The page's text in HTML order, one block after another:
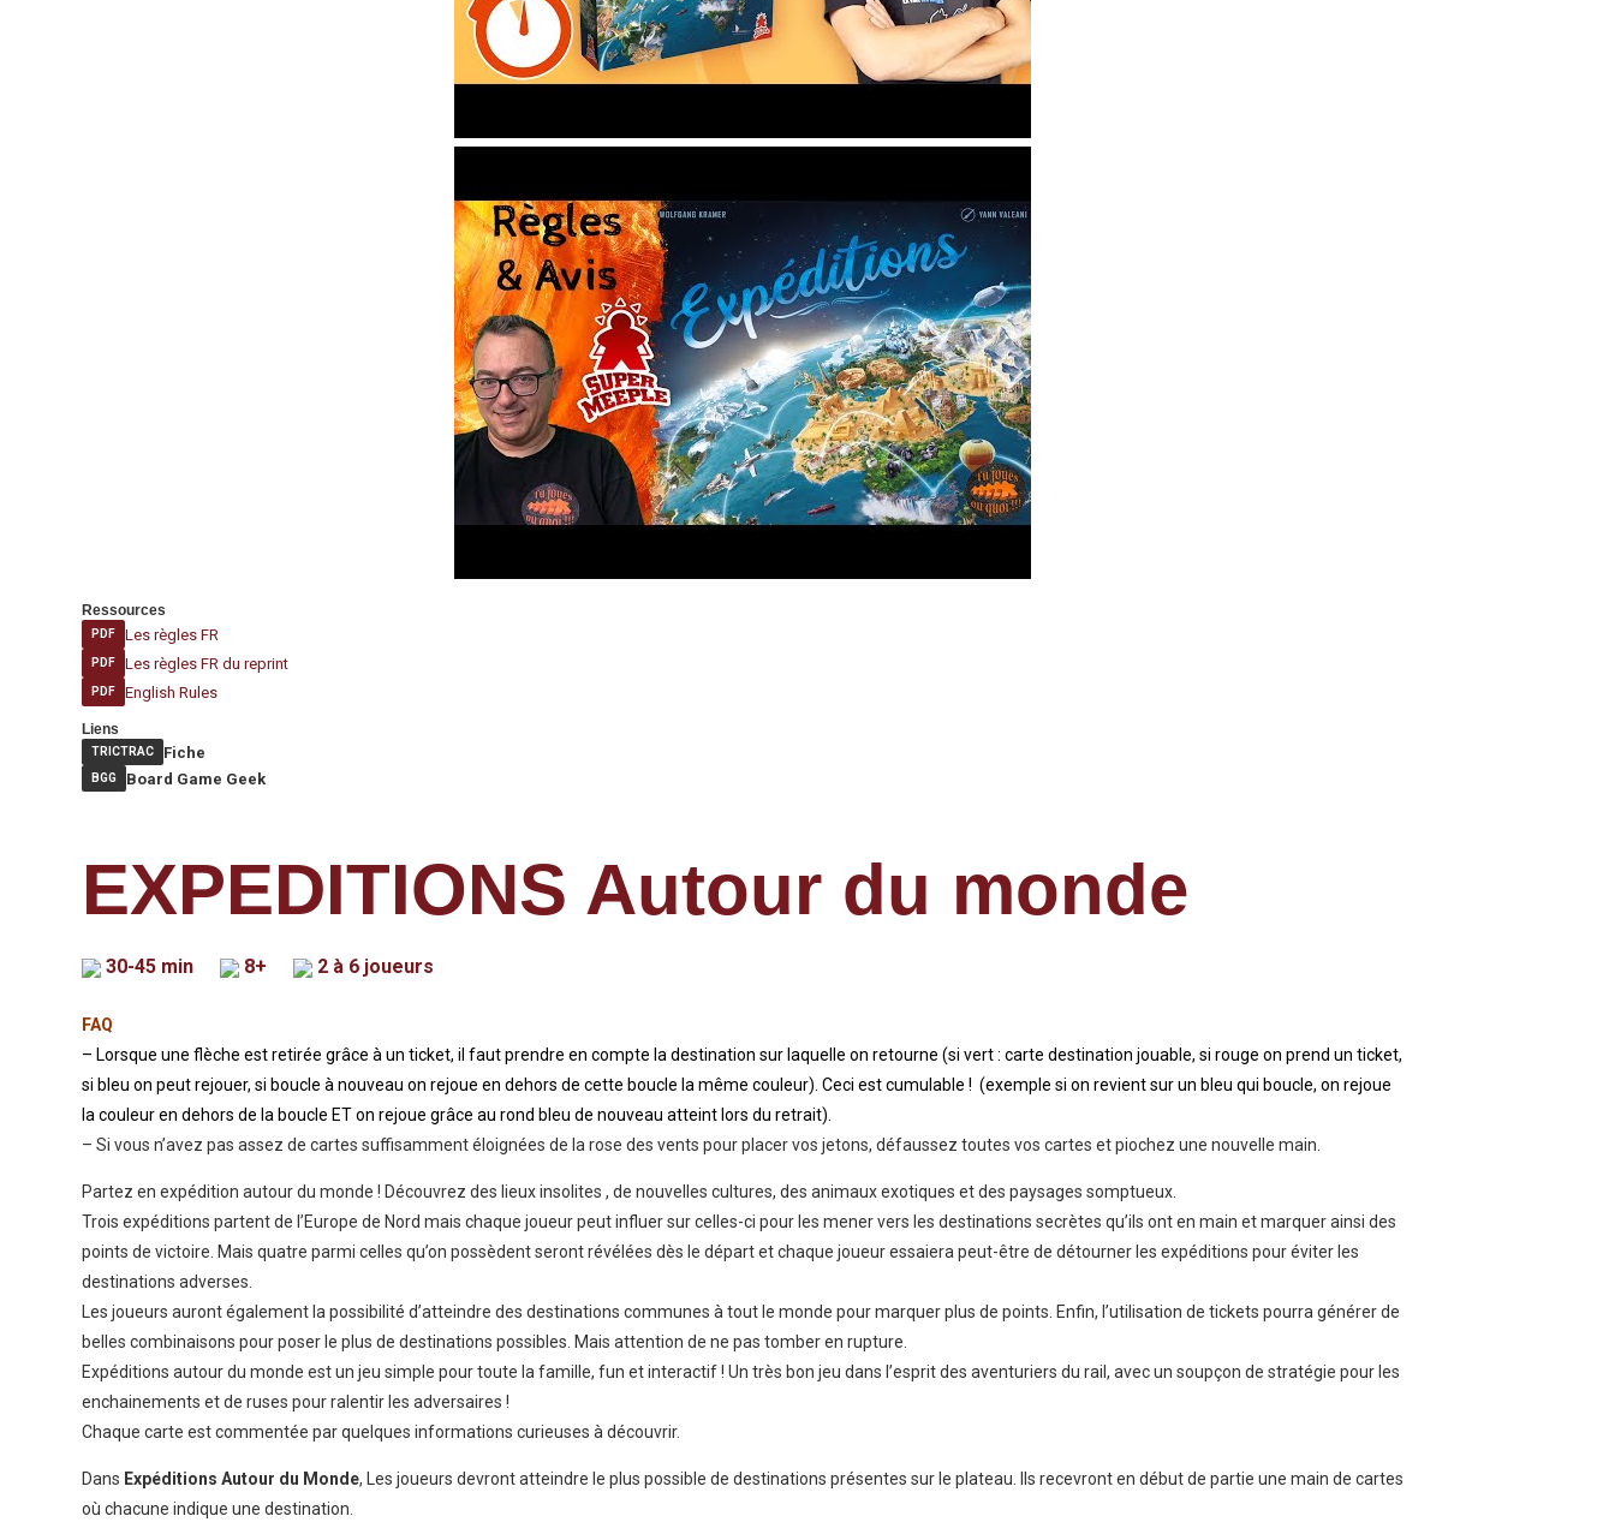
Ressources
PDF Les règles FR
PDF Les règles FR du reprint
PDF English Rules
Liens
TRICTRAC Fiche
BGG Board Game Geek
EXPEDITIONS Autour du monde
30-45 min 8+ 2 à 6 joueurs
FAQ
– Lorsque une flèche est retirée grâce à un ticket, il faut prendre en compte la destination sur laquelle on retourne (si vert : carte destination jouable, si rouge on prend un ticket,
si bleu on peut rejouer, si boucle à nouveau on rejoue en dehors de cette boucle la même couleur). Ceci est cumulable ! (exemple si on revient sur un bleu qui boucle, on rejoue
la couleur en dehors de la boucle ET on rejoue grâce au rond bleu de nouveau atteint lors du retrait).
– Si vous n’avez pas assez de cartes suffisamment éloignées de la rose des vents pour placer vos jetons, défaussez toutes vos cartes et piochez une nouvelle main.
Partez en expédition autour du monde ! Découvrez des lieux insolites , de nouvelles cultures, des animaux exotiques et des paysages somptueux.
Trois expéditions partent de l’Europe de Nord mais chaque joueur peut influer sur celles-ci pour les mener vers les destinations secrètes qu’ils ont en main et marquer ainsi des
points de victoire. Mais quatre parmi celles qu’on possèdent seront révélées dès le départ et chaque joueur essaiera peut-être de détourner les expéditions pour éviter les
destinations adverses.
Les joueurs auront également la possibilité d’atteindre des destinations communes à tout le monde pour marquer plus de points. Enfin, l’utilisation de tickets pourra générer de
belles combinaisons pour poser le plus de destinations possibles. Mais attention de ne pas tomber en rupture.
Expéditions autour du monde est un jeu simple pour toute la famille, fun et interactif ! Un très bon jeu dans l’esprit des aventuriers du rail, avec un soupçon de stratégie pour les
enchainements et de ruses pour ralentir les adversaires !
Chaque carte est commentée par quelques informations curieuses à découvrir.
Dans Expéditions Autour du Monde, Les joueurs devront atteindre le plus possible de destinations présentes sur le plateau. Ils recevront en début de partie une main de cartes
où chacune indique une destination.